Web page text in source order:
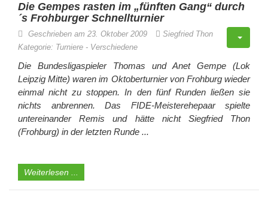
Die Gempes rasten im „fünften Gang“ durch
´s Frohburger Schnellturnier
Geschrieben am 23. Oktober 2009
Siegfried Thon
Kategorie: Turniere - Verschiedene
Die Bundesligaspieler Thomas und Anet Gempe (Lok
Leipzig Mitte) waren im Oktoberturnier von Frohburg wieder
einmal nicht zu stoppen. In den fünf Runden ließen sie
nichts anbrennen. Das FIDE-Meisterehepaar spielte
untereinander Remis und hätte nicht Siegfried Thon
(Frohburg) in der letzten Runde ...
Weiterlesen ...